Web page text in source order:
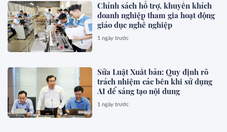
Chính sách hỗ trợ, khuyến khích
doanh nghiệp tham gia hoạt động
giáo dục nghề nghiệp
1 ngày trước
Sửa Luật Xuất bản: Quy định rõ
trách nhiệm các bên khi sử dụng
AI để sáng tạo nội dung
1 ngày trước